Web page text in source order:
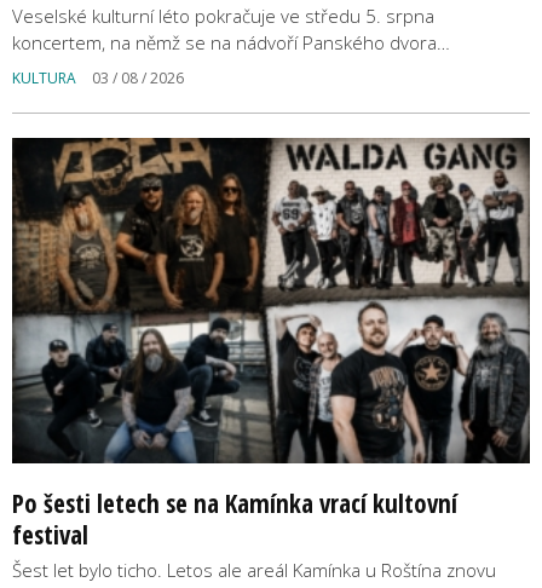
Veselské kulturní léto pokračuje ve středu 5. srpna
koncertem, na němž se na nádvoří Panského dvora…
KULTURA 03 / 08 / 2026
Po šesti letech se na Kamínka vrací kultovní
festival
Šest let bylo ticho. Letos ale areál Kamínka u Roštína znovu